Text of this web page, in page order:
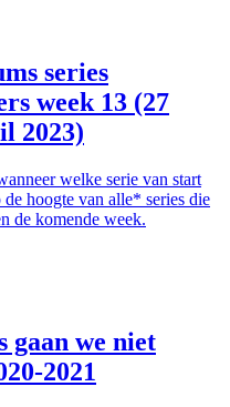
series
week 13 (27
2023)
welke serie van start
hoogte van alle* series die
de komende week.
gaan we niet
2021